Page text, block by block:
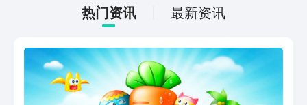
游戏资源，还能及时查看后续的消息、活
动内容等相关信息。
热门资讯 最新资讯